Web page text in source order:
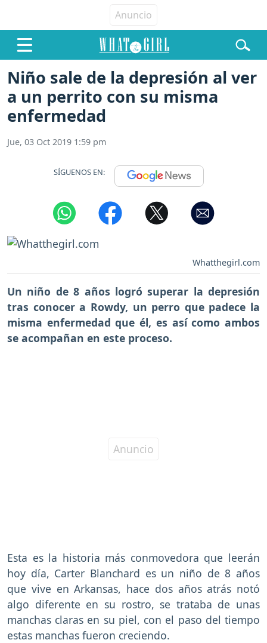
Niño sale de la depresión al ver
a un perrito con su misma
enfermedad
Jue, 03 Oct 2019 1:59 pm
SÍGUENOS EN:
Whatthegirl.com
Un niño de 8 años logró superar la depresión
tras conocer a Rowdy, un perro que padece la
misma enfermedad que él, es así como ambos
se acompañan en este proceso.
Esta es la historia más conmovedora que leerán
hoy día, Carter Blanchard es un niño de 8 años
que vive en Arkansas, hace dos años atrás notó
algo diferente en su rostro, se trataba de unas
manchas claras en su piel, con el paso del tiempo
estas manchas fueron creciendo.